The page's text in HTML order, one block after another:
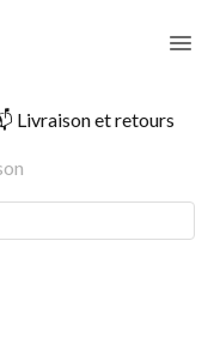
Livraison et retours